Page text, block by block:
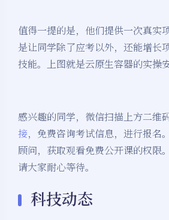
值得一提的是，他们提供一次真实
是让同学除了应考以外，还能增长
技能。上图就是云原生容器的实操安
感兴趣的同学，微信扫描上方二维
接，免费咨询考试信息，进行报名
顾问，获取观看免费公开课的权限
请大家耐心等待。
科技动态